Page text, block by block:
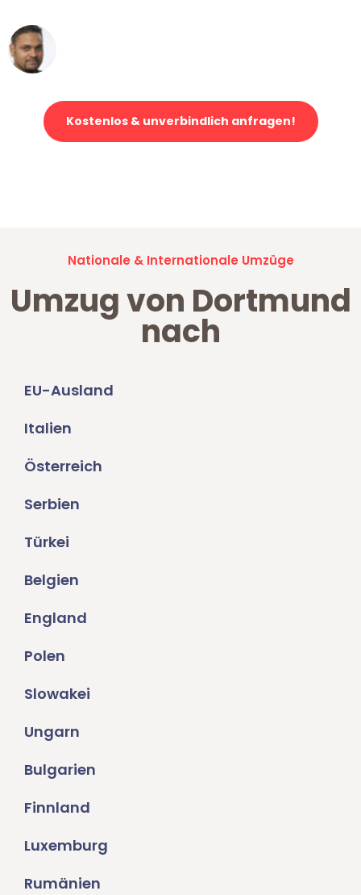
Kostenlos & unverbindlich anfragen!
Nationale & Internationale Umzüge
Umzug von Dortmund
nach
EU-Ausland
Italien
Österreich
Serbien
Türkei
Belgien
England
Polen
Slowakei
Ungarn
Bulgarien
Finnland
Luxemburg
Rumänien